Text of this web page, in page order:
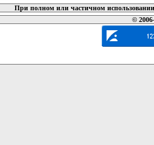
При полном или частичном
©